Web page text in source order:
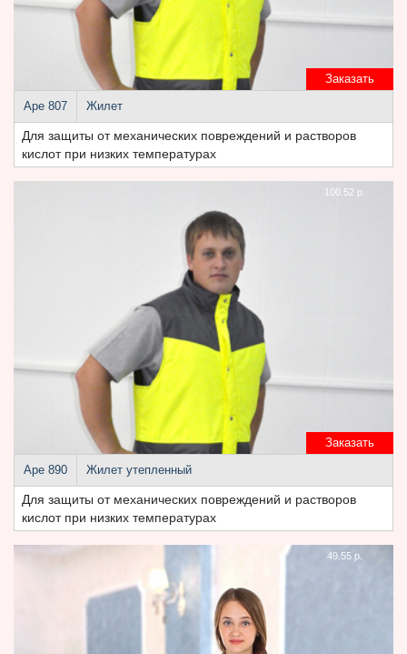
Заказать
Аре 807 Жилет
Для защиты от механических повреждений и растворов
кислот при низких температурах
Заказать
100.52 р.
Аре 890 Жилет утепленный
Для защиты от механических повреждений и растворов
кислот при низких температурах
49.55 р.